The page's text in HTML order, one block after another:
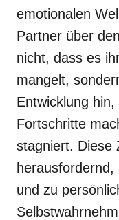
emotionalen
Partner über
nicht, dass es
mangelt,
Entwicklung
Fortschritte
stagniert. Diese
und zu